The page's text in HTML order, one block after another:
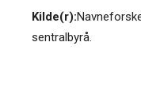
Kilde(r):
sentralbyrå.